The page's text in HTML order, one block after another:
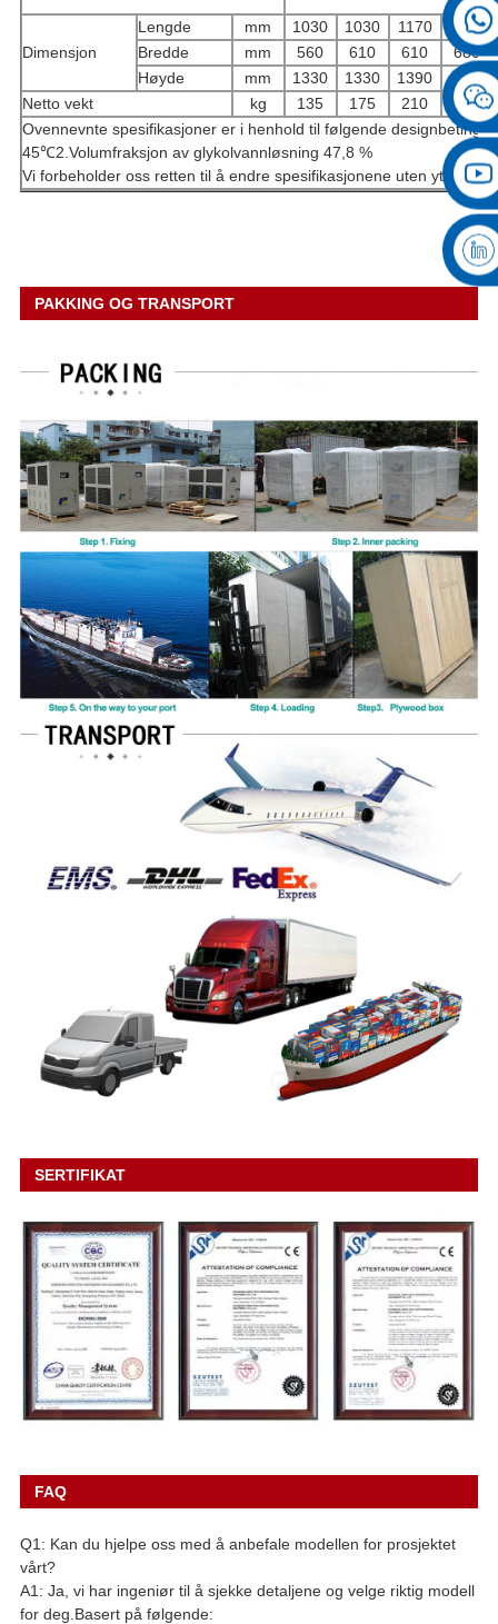
Dimensjon
Lengde mm 1030 1030 1170
1350
Bredde
mm 560 610 610
680
Høyde
mm 1330 1330 1390
1520
Netto vekt
kg 135 175 210
310
Ovennevnte spesifikasjoner er i henhold til følgende
45℃2.Volumfraksjon av glykolvannløsning 47,8 %
Vi forbeholder oss retten til å endre spesifikasjonene uten
PAKKING OG TRANSPORT
SERTIFIKAT
FAQ
Q1: Kan du hjelpe oss med å anbefale modellen for prosjektet
vårt?
A1: Ja, vi har ingeniør til å sjekke detaljene og velge riktig modell
for deg.Basert på følgende: